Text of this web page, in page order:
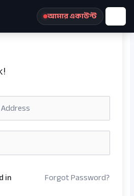
আমার একাউন্ট
in Forgot Password?